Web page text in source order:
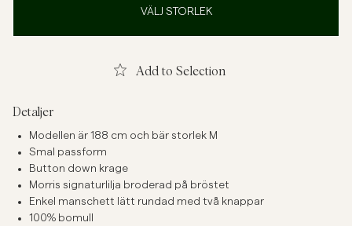
Underkläder
VÄLJ STORLEK
Add to Selection
Detaljer
Modellen är 188 cm och bär storlek M
Smal passform
Button down krage
Morris signaturlilja broderad på bröstet
Enkel manschett lätt rundad med två knappar
100% bomull